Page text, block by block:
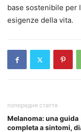
base sostenibile per
esigenze della vita.
попередня стаття
Melanoma: una guida
completa a sintomi,